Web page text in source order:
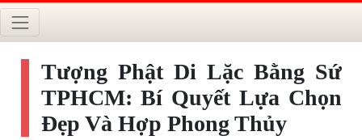
Tượng Phật Di Lặc Bằng Sứ
TPHCM: Bí Quyết Lựa Chọn
Đẹp Và Hợp Phong Thủy